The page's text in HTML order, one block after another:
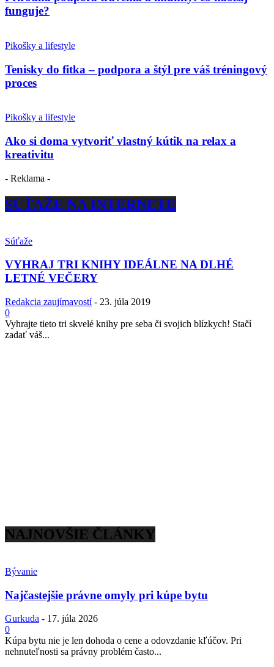
funguje?
Pikošky a lifestyle
Tenisky do fitka – podpora a štýl pre váš tréningový
proces
Pikošky a lifestyle
Ako si doma vytvoriť vlastný kútik na relax a
kreativitu
- Reklama -
SÚŤAŽE NA INTERNETE
Súťaže
VYHRAJ TRI KNIHY IDEÁLNE NA DLHÉ
LETNÉ VEČERY
Redakcia zaujímavostí - 23. júla 2019
0
Vyhrajte tieto tri skvelé knihy pre seba či svojich blízkych! Stačí
zadať váš...
NAJNOVŠIE ČLÁNKY
Bývanie
Najčastejšie právne omyly pri kúpe bytu
Gurkuda - 17. júla 2026
0
Kúpa bytu nie je len dohoda o cene a odovzdanie kľúčov. Pri
nehnuteľnosti sa právny problém často...